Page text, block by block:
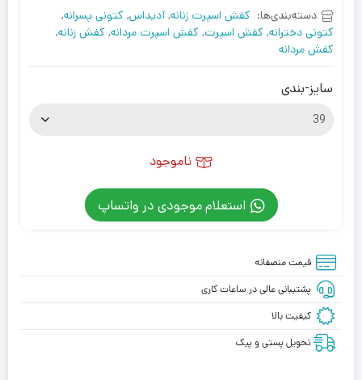
دسته‌بندی‌ها: کفش اسپرت زنانه,آدیداس, کتونی پسرانه,
کتونی دخترانه, کفش اسپرت, کفش اسپرت مردانه, کفش زنانه,
کفش مردانه
سایز-بندی
ناموجود
استعلام موجودی در واتساپ
قیمت منصفانه
پشتیبانی عالی در ساعات کاری
کیفیت بالا
تحویل پستی و پیک